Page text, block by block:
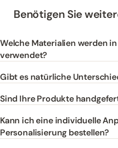
Benötigen Sie
Welche Materialien werden
verwendet?
Gibt es natürliche
Sind Ihre Produkte
Kann ich eine individuelle
Personalisierung bestellen?